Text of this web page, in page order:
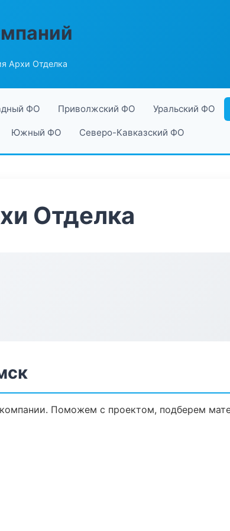
Архи Отделка
ФО Приволжский ФО Уральский ФО
Южный ФО Северо-Кавказский ФО
Отделка
Поможем с проектом, подберем